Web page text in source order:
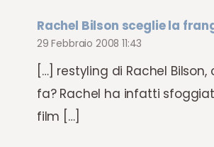
Rachel Bilson sceglie la
29 Febbraio 2008 11:43
[…] restyling di Rachel
fa? Rachel ha infatti
film […]